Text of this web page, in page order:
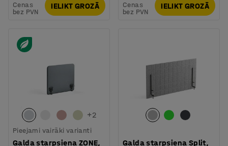
Cenas
bez PVN
IELIKT GROZĀ
Cenas
bez PVN
IELIKT GROZĀ
+2
Pieejami vairāki varianti
Galda starpsiena ZONE, Galda starpsiena Split,